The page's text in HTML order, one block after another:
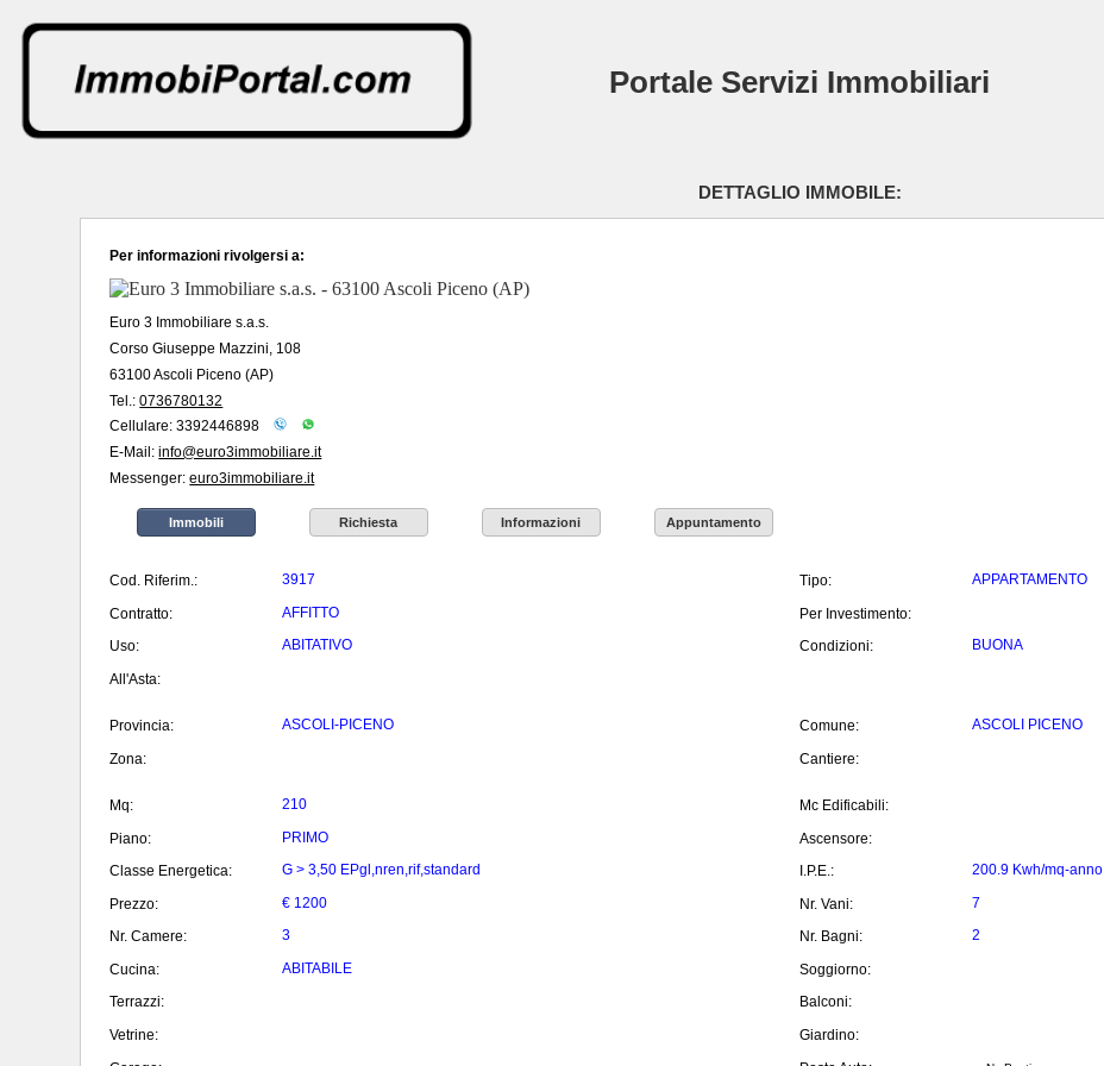
Portale Servizi Immobiliari
DETTAGLIO IMMOBILE:
Per informazioni rivolgersi a:
Euro 3 Immobiliare s.a.s.
Corso Giuseppe Mazzini, 108
63100 Ascoli Piceno (AP)
Tel.:0736780132
Cellulare: 3392446898
E-Mail:info@euro3immobiliare.it
Messenger:euro3immobiliare.it
Immobili Richiesta Informazioni Appuntamento
Cod. Riferim.: 3917 Tipo: APPARTAMENTO
Contratto: AFFITTO
Per Investimento:
Uso:
ABITATIVO Condizioni: BUONA
All'Asta:
Provincia: ASCOLI-PICENO Comune: ASCOLI PICENO
Zona: Cantiere:
Mq: 210
Mc Edificabili:
Piano:
PRIMO
Ascensore:
Classe Energetica:
G > 3,50 EPgl,nren,rif,standard I.P.E.: 200.9 Kwh/mq-anno
Prezzo: € 1200 Nr. Vani: 7
Nr. Camere: 3 Nr. Bagni: 2
Cucina: ABITABILE
Soggiorno:
Terrazzi:
Balconi:
Vetrine:
Giardino: